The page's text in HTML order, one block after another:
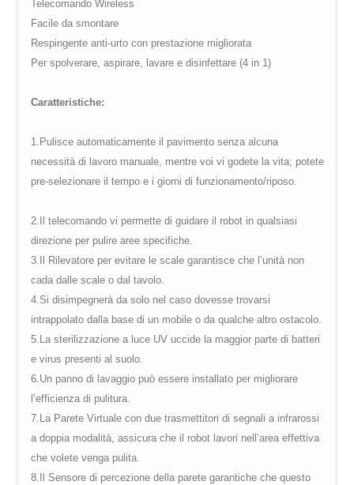
Telecomando Wireless
Facile da smontare
Respingente anti-urto con prestazione migliorata
Per spolverare, aspirare, lavare e disinfettare (4 in 1)
Caratteristiche:
1.Pulisce automaticamente il pavimento senza alcuna
necessità di lavoro manuale, mentre voi vi godete la vita; potete
pre-selezionare il tempo e i giorni di funzionamento/riposo.
2.Il telecomando vi permette di guidare il robot in qualsiasi
direzione per pulire aree specifiche.
3.Il Rilevatore per evitare le scale garantisce che l’unità non
cada dalle scale o dal tavolo.
4.Si disimpegnerà da solo nel caso dovesse trovarsi
intrappolato dalla base di un mobile o da qualche altro ostacolo.
5.La sterilizzazione a luce UV uccide la maggior parte di batteri
e virus presenti al suolo.
6.Un panno di lavaggio può essere installato per migliorare
l’efficienza di pulitura.
7.La Parete Virtuale con due trasmettitori di segnali a infrarossi
a doppia modalità, assicura che il robot lavori nell’area effettiva
che volete venga pulita.
8.Il Sensore di percezione della parete garantiche che questo